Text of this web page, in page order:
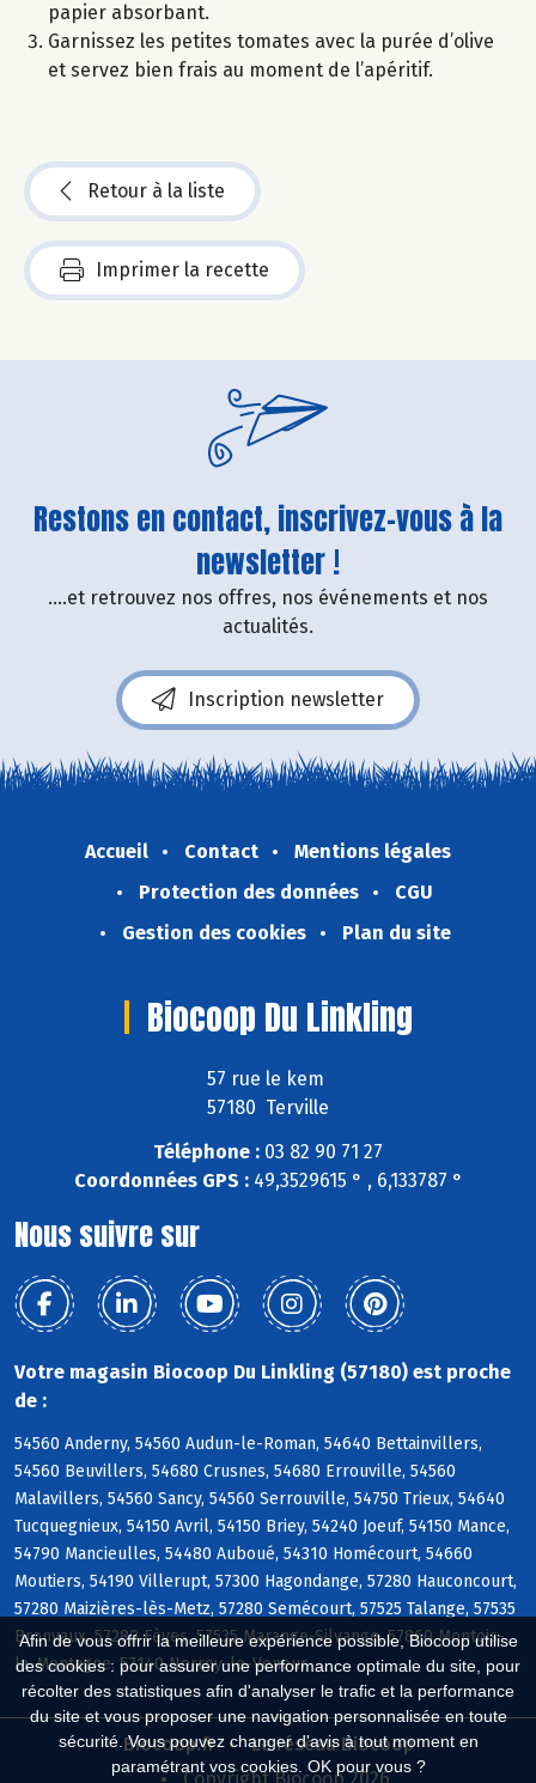
Afin de vous offrir la meilleure expérience possible, Biocoop utilise
des cookies : pour assurer une performance optimale du site, pour
récolter des statistiques afin d'analyser le trafic et la performance
du site et vous proposer une navigation personnalisée en toute
sécurité. Vous pouvez changer d'avis à tout moment en
paramétrant vos cookies. OK pour vous ?
papier absorbant.
Garnissez les petites tomates avec la purée d’olive
et servez bien frais au moment de l’apéritif.
Retour à la liste
Imprimer la recette
Restons en contact, inscrivez-vous à la
newsletter !
....et retrouvez nos offres, nos événements et nos
actualités.
Inscription newsletter
Accueil Contact
Mentions légales
Protection des données
CGU
Gestion des cookies
Plan du site
Biocoop Du Linkling
57 rue le kem
57180 Terville
Téléphone : 03 82 90 71 27
Coordonnées GPS :49,3529615 ° , 6,133787 °
Nous suivre sur
Votre magasin Biocoop Du Linkling (57180) est proche
de :
54560 Anderny, 54560 Audun-le-Roman, 54640 Bettainvillers,
54560 Beuvillers, 54680 Crusnes, 54680 Errouville, 54560
Malavillers, 54560 Sancy, 54560 Serrouville, 54750 Trieux, 54640
Tucquegnieux, 54150 Avril, 54150 Briey, 54240 Joeuf, 54150 Mance,
54790 Mancieulles, 54480 Auboué, 54310 Homécourt, 54660
Moutiers, 54190 Villerupt, 57300 Hagondange, 57280 Hauconcourt,
57280 Maizières-lès-Metz, 57280 Semécourt, 57525 Talange, 57535
Bronvaux, 57280 Fèves, 57535 Marange-Silvange, 57860 Montois-
la-Montagne, 57140 Norroy-le-Veneur
Biocoop.fr
Le réseau Biocoop